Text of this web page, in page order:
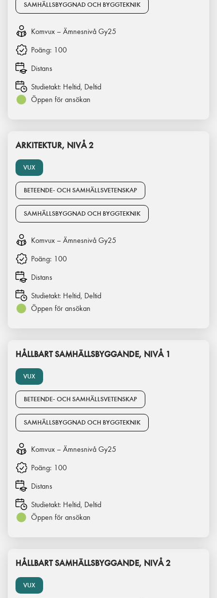
SAMHÄLLSBYGGNAD OCH BYGGTEKNIK
Komvux – Ämnesnivå Gy25
Poäng: 100
Distans
Studietakt: Heltid, Deltid
Öppen för ansökan
VUX
ARKITEKTUR, NIVÅ 2
BETEENDE- OCH SAMHÄLLSVETENSKAP
SAMHÄLLSBYGGNAD OCH BYGGTEKNIK
Komvux – Ämnesnivå Gy25
Poäng: 100
Distans
Studietakt: Heltid, Deltid
Öppen för ansökan
VUX
HÅLLBART SAMHÄLLSBYGGANDE, NIVÅ 1
BETEENDE- OCH SAMHÄLLSVETENSKAP
SAMHÄLLSBYGGNAD OCH BYGGTEKNIK
Komvux – Ämnesnivå Gy25
Poäng: 100
Distans
Studietakt: Heltid, Deltid
Öppen för ansökan
VUX
HÅLLBART SAMHÄLLSBYGGANDE, NIVÅ 2